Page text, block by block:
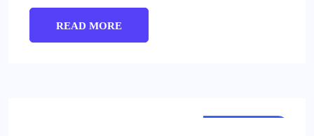
READ MORE